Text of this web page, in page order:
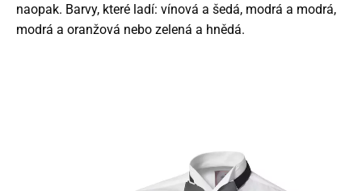
naopak. Barvy, které ladí: vínová a šedá, modrá a modrá,
modrá a oranžová nebo zelená a hnědá.